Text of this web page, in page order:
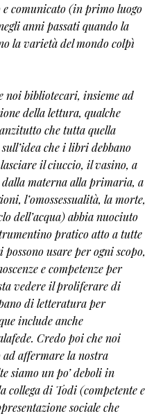
e comunicato (in primo luogo
anni passati quando la
la varietà del mondo colpì
noi bibliotecari, insieme ad
della lettura, qualche
che tutta quella
che i libri debbano
il ciuccio, il vasino, a
materna alla primaria, a
l’omossessualità, la morte,
dell’acqua) abbia nuociuto
pratico atto a tutte
usare per ogni scopo,
e competenze per
vedere il proliferare di
di letteratura per
include anche
Credo poi che noi
affermare la nostra
siamo un po’ deboli in
collega di Todi (competente e
sociale che